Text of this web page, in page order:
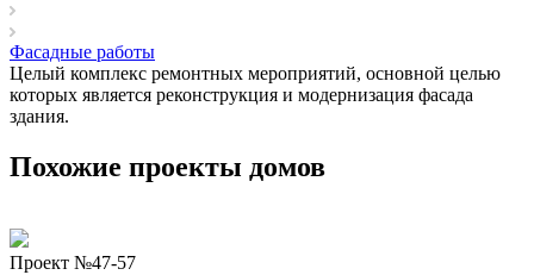
Фасадные работы
Целый комплекс ремонтных мероприятий, основной целью
которых является реконструкция и модернизация фасада
здания.
Похожие проекты домов
Проект №47-57